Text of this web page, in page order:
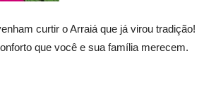
curtir o Arraiá que já virou tradição!
que você e sua família merecem.